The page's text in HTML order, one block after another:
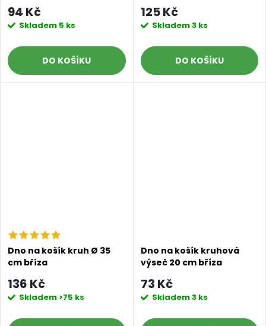
94 Kč
Skladem 5 ks
DO KOŠÍKU
125 Kč
Skladem3 ks
DO KOŠÍKU
Dno na košík kruh Ø 35
cm bříza
136 Kč
Skladem >75 ks
Dno na košík kruhová
výseč 20 cm bříza
73 Kč
Skladem3 ks